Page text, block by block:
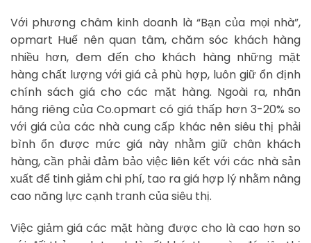
Với phương châm kinh doanh là “Bạn của mọi nhà”,
opmart Huế nên quan tâm, chăm sóc khách hàng
nhiều hơn, đem đến cho khách hàng những mặt
hàng chất lượng với giá cả phù hợp, luôn giữ ổn định
chính sách giá cho các mặt hàng. Ngoài ra, nhãn
hãng riêng của Co.opmart có giá thấp hơn 3-20% so
với giá của các nhà cung cấp khác nên siêu thị phải
bình ổn được mức giá này nhằm giữ chân khách
hàng, cần phải đảm bảo việc liên kết với các nhà sản
xuất để tinh giảm chi phí, tao ra giá hợp lý nhằm nâng
cao năng lực cạnh tranh của siêu thị.
Việc giảm giá các mặt hàng được cho là cao hơn so